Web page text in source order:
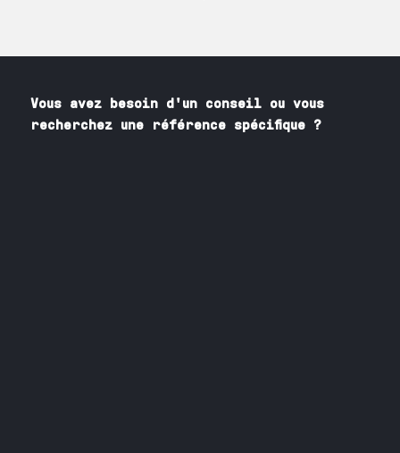
Vous avez besoin d'un conseil ou vous
recherchez une référence spécifique ?